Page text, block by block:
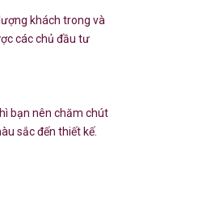
khách trong và
các chủ đầu tư
bạn nên chăm chút
sắc đến thiết kế.